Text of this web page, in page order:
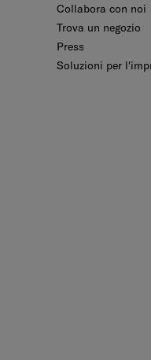
Collabora con noi
Trova un negozio
Press
Soluzioni per